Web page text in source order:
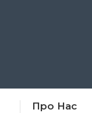
Про Нас